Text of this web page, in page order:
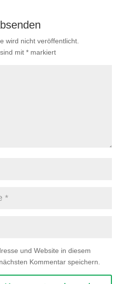
wird nicht veröffentlicht.
mit *markiert
und Website in diesem
Kommentar speichern.